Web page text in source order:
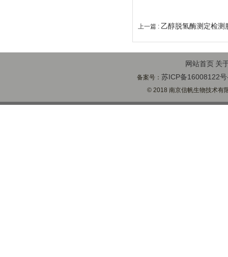
上一篇 : 乙醇脱氢酶测定检测
网站首页 关
备案号： 苏ICP备16008122
© 2018 南京信帆生物技术有